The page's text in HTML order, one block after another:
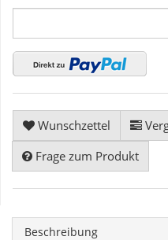
Wunschzettel
Frage zum Produkt
Beschreibung